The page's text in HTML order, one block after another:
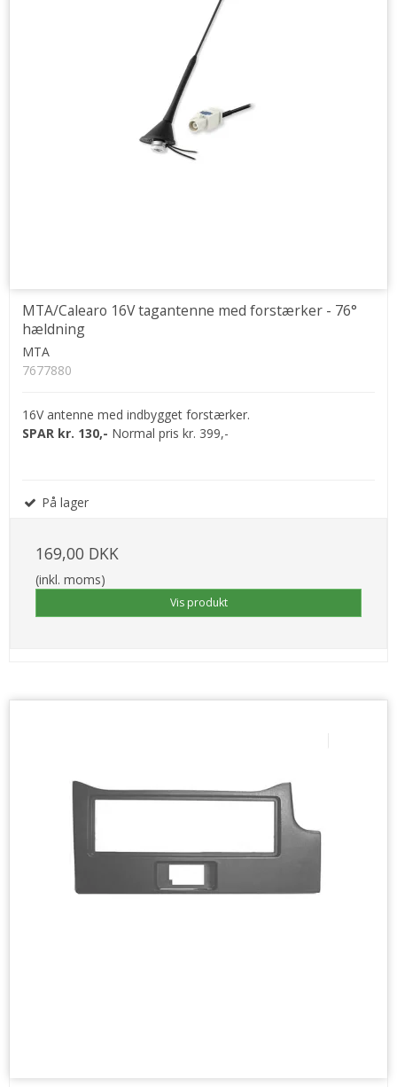
MTA/Calearo 16V tagantenne med forstærker - 76°
hældning
MTA
7677880
16V antenne med indbygget forstærker.
SPAR kr. 130,- Normal pris kr. 399,-
På lager
169,00 DKK
(inkl. moms)
Vis produkt